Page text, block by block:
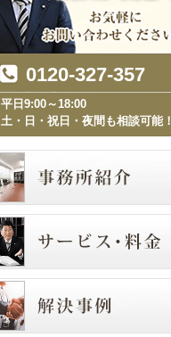
0120-327-357
平日9:00～18:00
土・日・祝日・夜間も相談可能！